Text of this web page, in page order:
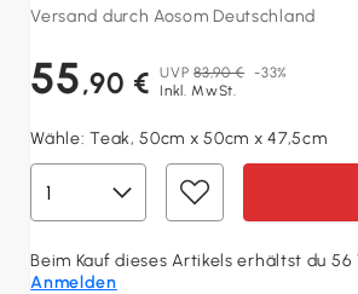
Versand durch Aosom Deutschland
55,90 € UVP 83,90 € -33%
Inkl. MwSt.
Wähle:Teak, 50cm x 50cm x 47,5cm
Beim Kauf dieses Artikels erhältst du
Anmelden